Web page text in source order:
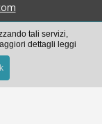
tali servizi,
dettagli leggi